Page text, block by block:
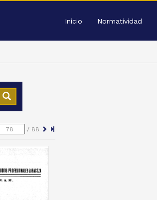
Inicio Normatividad
/ 88